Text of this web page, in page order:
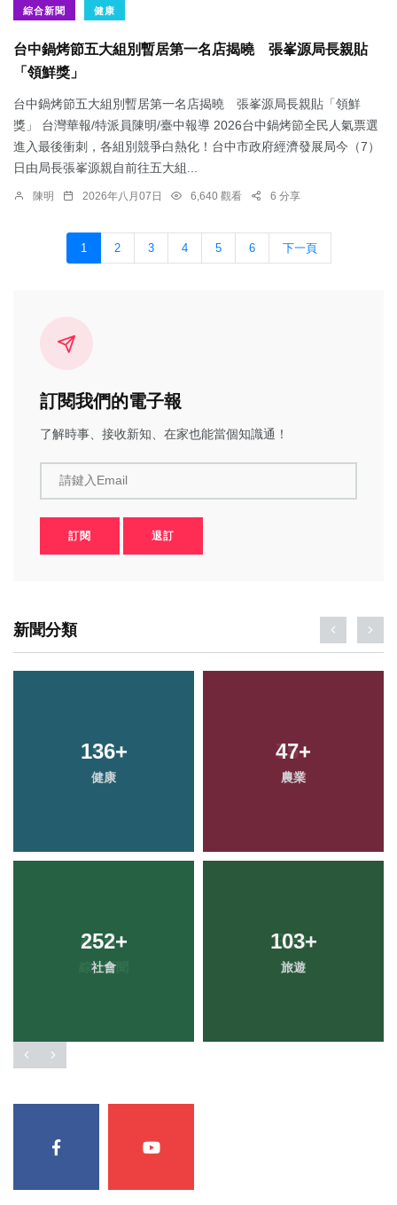
綜合新聞 健康
台中鍋烤節五大組別暫居第一名店揭曉 張峯源局長親貼
「領鮮獎」
台中鍋烤節五大組別暫居第一名店揭曉 張峯源局長親貼「領鮮
獎」 台灣華報/特派員陳明/臺中報導 2026台中鍋烤節全民人氣票選
進入最後衝刺，各組別競爭白熱化！台中市政府經濟發展局今（7）
日由局長張峯源親自前往五大組...
陳明 2026年八月07日 6,640 觀看 6 分享
1 2 3 4 5 6 下一頁
訂閱我們的電子報
了解時事、接收新知、在家也能當個知識通！
請鍵入Email
訂閱 退訂
新聞分類
136+
健康
47+
農業
252+
社會
103+
旅遊